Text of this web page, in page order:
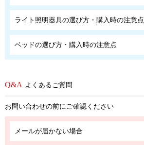
ライト照明器具の選び方・購入時の注意点
ベッドの選び方・購入時の注意点
よくあるご質問
お問い合わせの前にご確認ください
メールが届かない場合